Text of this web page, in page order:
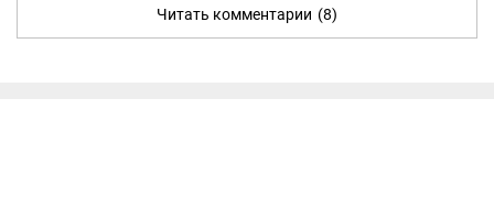
Читать комментарии (8)